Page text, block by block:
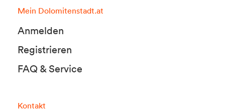
Mein Dolomitenstadt.at
Anmelden
Registrieren
FAQ & Service
Kontakt